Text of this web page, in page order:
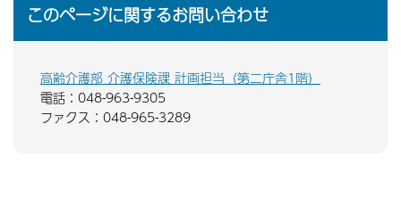
このページに関するお問い合わせ
高齢介護部 介護保険課 計画担当（第二庁舎1階）
電話：048-963-9305
ファクス：048-965-3289